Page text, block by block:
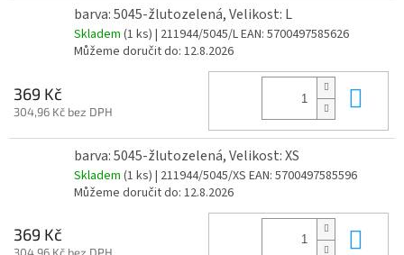
barva: 5045-žlutozelená, Velikost: L
Skladem (1 ks) | 211944/5045/LEAN: 5700497585626
Můžeme doručit do: 12.8.2026
369 Kč
304,96 Kč bez DPH
barva: 5045-žlutozelená, Velikost: XS
Skladem (1 ks) | 211944/5045/XS EAN: 5700497585596
Můžeme doručit do: 12.8.2026
369 Kč